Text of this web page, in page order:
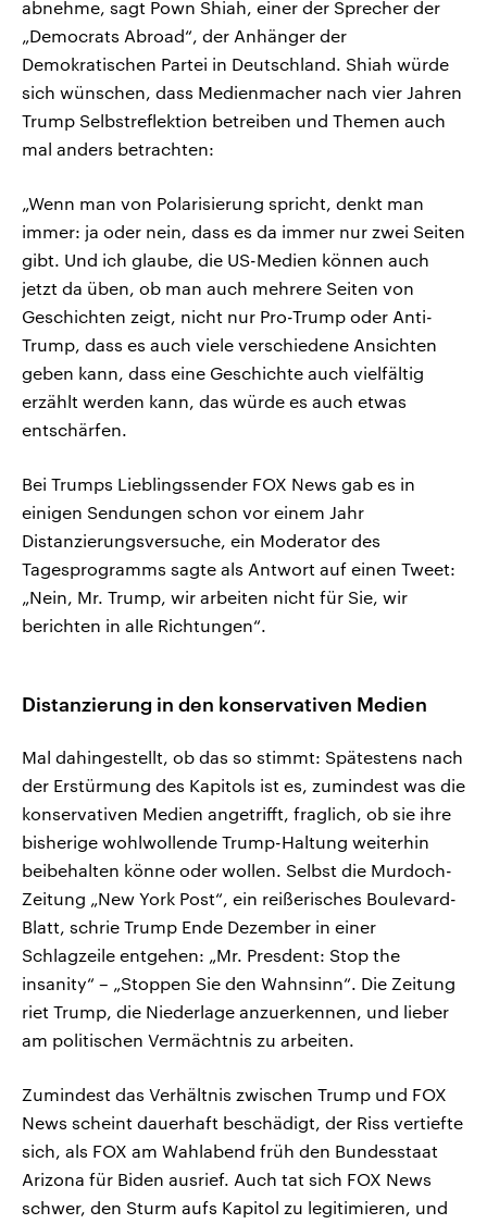
abnehme, sagt Pown Shiah, einer der Sprecher der
„Democrats Abroad“, der Anhänger der
Demokratischen Partei in Deutschland. Shiah würde
sich wünschen, dass Medienmacher nach vier Jahren
Trump Selbstreflektion betreiben und Themen auch
mal anders betrachten:
„Wenn man von Polarisierung spricht, denkt man
immer: ja oder nein, dass es da immer nur zwei Seiten
gibt. Und ich glaube, die US-Medien können auch
jetzt da üben, ob man auch mehrere Seiten von
Geschichten zeigt, nicht nur Pro-Trump oder Anti-
Trump, dass es auch viele verschiedene Ansichten
geben kann, dass eine Geschichte auch vielfältig
erzählt werden kann, das würde es auch etwas
entschärfen.
Bei Trumps Lieblingssender FOX News gab es in
einigen Sendungen schon vor einem Jahr
Distanzierungsversuche, ein Moderator des
Tagesprogramms sagte als Antwort auf einen Tweet:
„Nein, Mr. Trump, wir arbeiten nicht für Sie, wir
berichten in alle Richtungen“.
Distanzierung in den konservativen Medien
Mal dahingestellt, ob das so stimmt: Spätestens nach
der Erstürmung des Kapitols ist es, zumindest was die
konservativen Medien angetrifft, fraglich, ob sie ihre
bisherige wohlwollende Trump-Haltung weiterhin
beibehalten könne oder wollen. Selbst die Murdoch-
Zeitung „New York Post“, ein reißerisches Boulevard-
Blatt, schrie Trump Ende Dezember in einer
Schlagzeile entgehen: „Mr. Presdent: Stop the
insanity“ – „Stoppen Sie den Wahnsinn“. Die Zeitung
riet Trump, die Niederlage anzuerkennen, und lieber
am politischen Vermächtnis zu arbeiten.
Zumindest das Verhältnis zwischen Trump und FOX
News scheint dauerhaft beschädigt, der Riss vertiefte
sich, als FOX am Wahlabend früh den Bundesstaat
Arizona für Biden ausrief. Auch tat sich FOX News
schwer, den Sturm aufs Kapitol zu legitimieren, und